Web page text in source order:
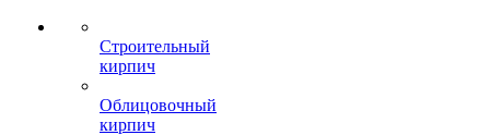
Строительный
кирпич
Облицовочный
кирпич